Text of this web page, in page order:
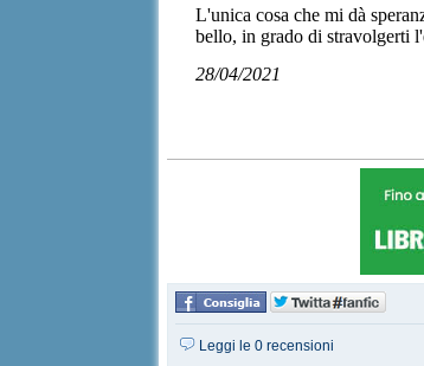
L'unica cosa che mi dà
bello, in grado di stravolgerti
28/04/2021
Leggi le 0 recensioni